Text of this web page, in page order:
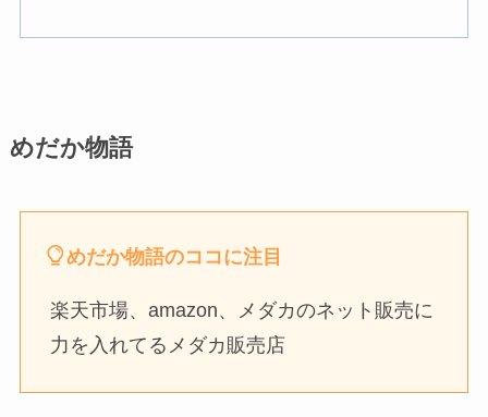
めだか物語
めだか物語のココに注目
楽天市場、amazon、メダカのネット販売に
力を入れてるメダカ販売店